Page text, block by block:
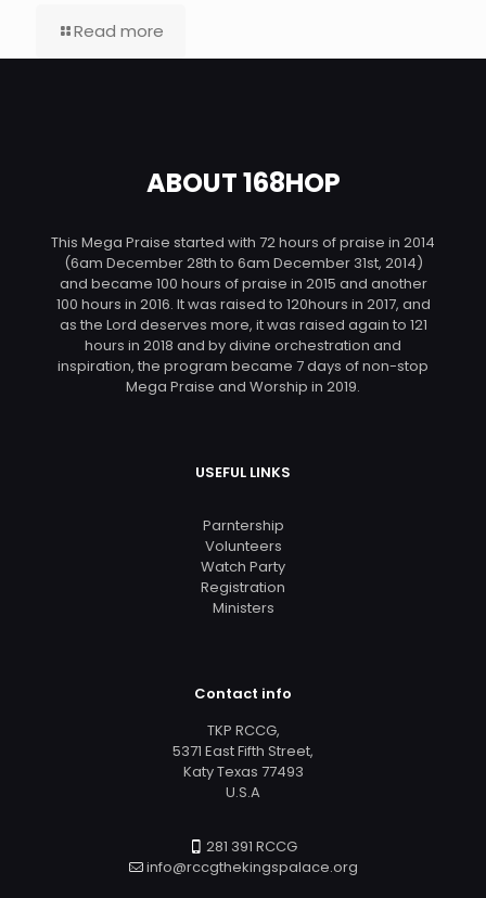
Read more
ABOUT 168HOP
This Mega Praise started with 72 hours of praise in 2014
(6am December 28th to 6am December 31st, 2014)
and became 100 hours of praise in 2015 and another
100 hours in 2016. It was raised to 120hours in 2017, and
as the Lord deserves more, it was raised again to 121
hours in 2018 and by divine orchestration and
inspiration, the program became 7 days of non-stop
Mega Praise and Worship in 2019.
USEFUL LINKS
Parntership
Volunteers
Watch Party
Registration
Ministers
Contact info
TKP RCCG,
5371 East Fifth Street,
Katy Texas 77493
U.S.A
281 391 RCCG
info@rccgthekingspalace.org